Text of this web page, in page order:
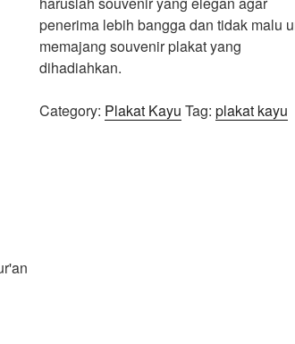
penerima lebih bangga dan tidak malu
memajang souvenir plakat yang
dihadiahkan.
Category: Plakat Kayu Tag: plakat kayu